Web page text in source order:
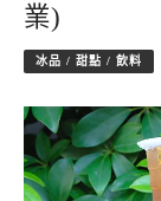
業)
冰品 / 甜點 / 飲料